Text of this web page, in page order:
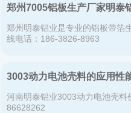
郑州7005铝板生产厂家明泰
郑州明泰铝业是专业的铝板带箔
线电话：186-3826-8963
3003动力电池壳料的应用性
河南明泰铝业3003动力电池壳
86628262